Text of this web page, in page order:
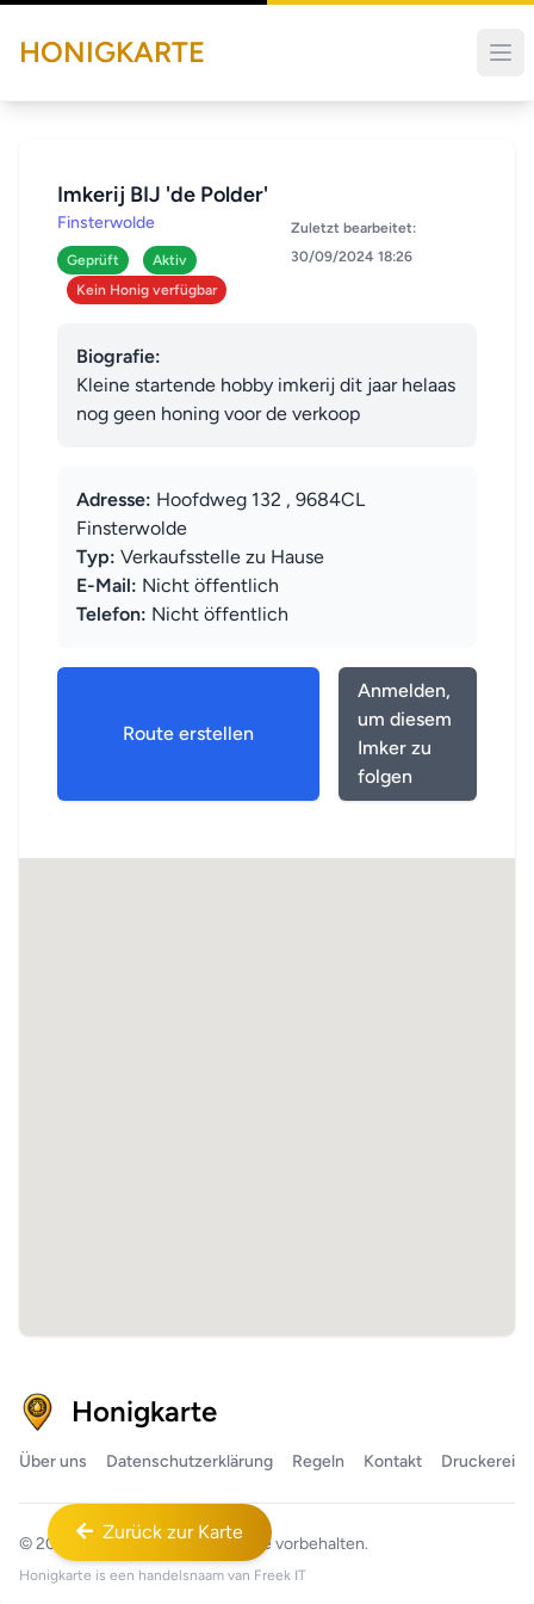
HONIGKARTE
Imkerij BIJ 'de Polder'
Finsterwolde
Geprüft
Aktiv
Kein Honig verfügbar
Zuletzt bearbeitet:
30/09/2024 18:26
Biografie:
Kleine startende hobby imkerij dit jaar helaas
nog geen honing voor de verkoop
Adresse: Hoofdweg 132 , 9684CL
Finsterwolde
Typ: Verkaufsstelle zu Hause
E-Mail: Nicht öffentlich
Telefon: Nicht öffentlich
Route erstellen
Anmelden,
um diesem
Imker zu
folgen
Zurück zur Karte
Honigkarte
Über uns Datenschutzerklärung Regeln Kontakt Druckerei
© 2026 Honigkarte™ Alle Rechte vorbehalten.
Honigkarte is een handelsnaam van Freek IT